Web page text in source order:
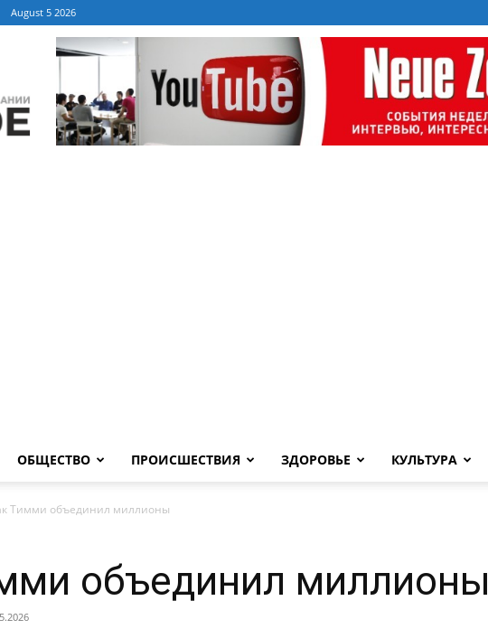
August 5 2026
ОБЩЕСТВО ПРОИСШЕСТВИЯ ЗДОРОВЬЕ КУЛЬТУРА
Тимми объединил миллионы
объединил миллионы